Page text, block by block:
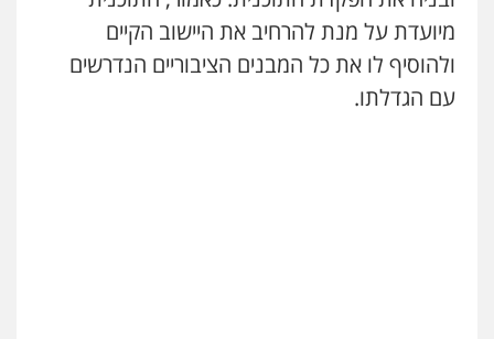
מיועדת על מנת להרחיב את היישוב הקיים
ולהוסיף לו את כל המבנים הציבוריים הנדרשים
עם הגדלתו.